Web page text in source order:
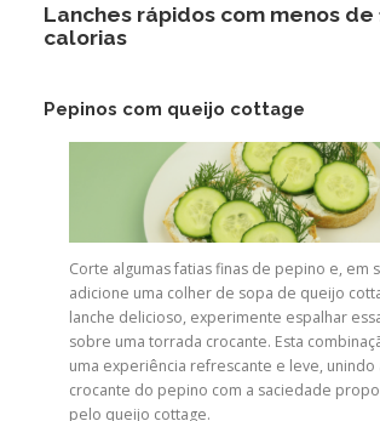
Lanches rápidos com menos de
calorias
Pepinos com queijo cottage
Corte algumas fatias finas de pepino e, em
adicione uma colher de sopa de queijo
lanche delicioso, experimente espalhar
sobre uma torrada crocante. Esta
uma experiência refrescante e leve, unindo
crocante do pepino com a saciedade
pelo queijo cottage.